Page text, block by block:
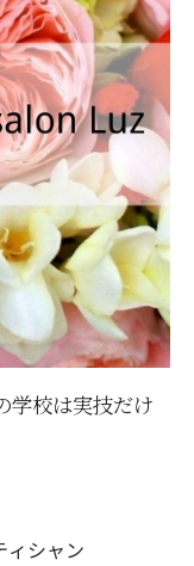
学校は実技だけ
ィシャン